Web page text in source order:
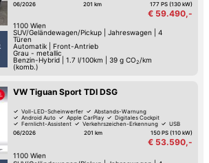
06/2026
201 km 177 PS (130 kW)
€ 59.490,-
1100 Wien
SUV/Geländewagen/Pickup| Jahreswagen
4
Türen
Automatik|
Front-Antrieb
Grau - metallic
Benzin-Hybrid
1.7 l/100km 39 g CO2 /km
(komb.)
VW Tiguan Sport TDI DSG
Voll-LED-Scheinwerfer
Abstands-Warnung
Android Auto
Apple CarPlay
Digitales Cockpit
Fernlicht-Assistent
Verkehrszeichen-Erkennung
USB
06/2026
201 km 150 PS (110 kW)
€ 53.590,-
1100 Wien